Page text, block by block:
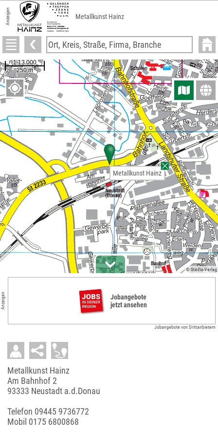
Anzeigen Metallkunst Hainz
© Städte-Verlag
Metallkunst Hainz
Anzeigen
Jobangebote
jetzt ansehen
Jobangebote von Drittanbietern
Metallkunst Hainz
Am Bahnhof 2
93333 Neustadt a.d.Donau
Telefon 09445 9736772
Mobil 0175 6800868